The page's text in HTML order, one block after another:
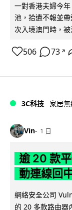
一對香港夫婦今
池，拾遺不報並
次入境澳門時，
506 73 ↗
3C科技 家居無
Vin 1 日
逾 20 款
動連線回
網絡安全公司
的 20 多款路由